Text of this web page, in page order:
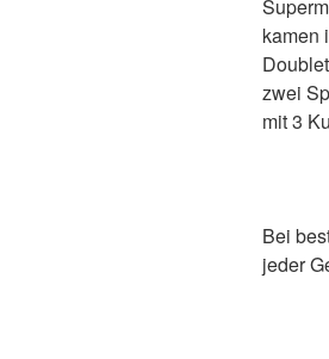
kamen
zwei
mit 3
Bei
jeder